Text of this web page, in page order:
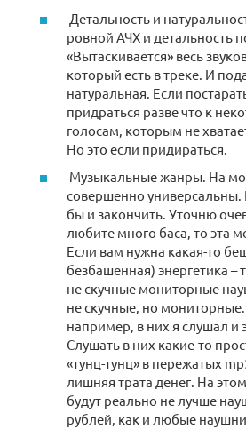
Детальность и
ровной АЧХ и детальность
«Вытаскивается» весь
который есть в треке. И
натуральная. Если
придраться разве что к
голосам, которым не
Но это если придираться.
Музыкальные жанры. На
совершенно
бы и закончить. Уточню
любите много баса, то эта
Если вам нужна какая-то
безбашенная) энергетика –
не скучные мониторные
не скучные, но
например, в них я слушал и
Cлушать в них какие-то
«тунц-тунц» в пережатых
лишняя трата денег. На
будут реально не лучше
рублей, как и любые